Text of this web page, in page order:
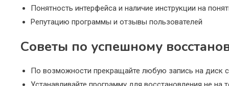
Понятность интерфейса и наличие инструкции на
Репутацию программы и отзывы пользователей
Советы по успешному
По возможности прекращайте любую запись на диск